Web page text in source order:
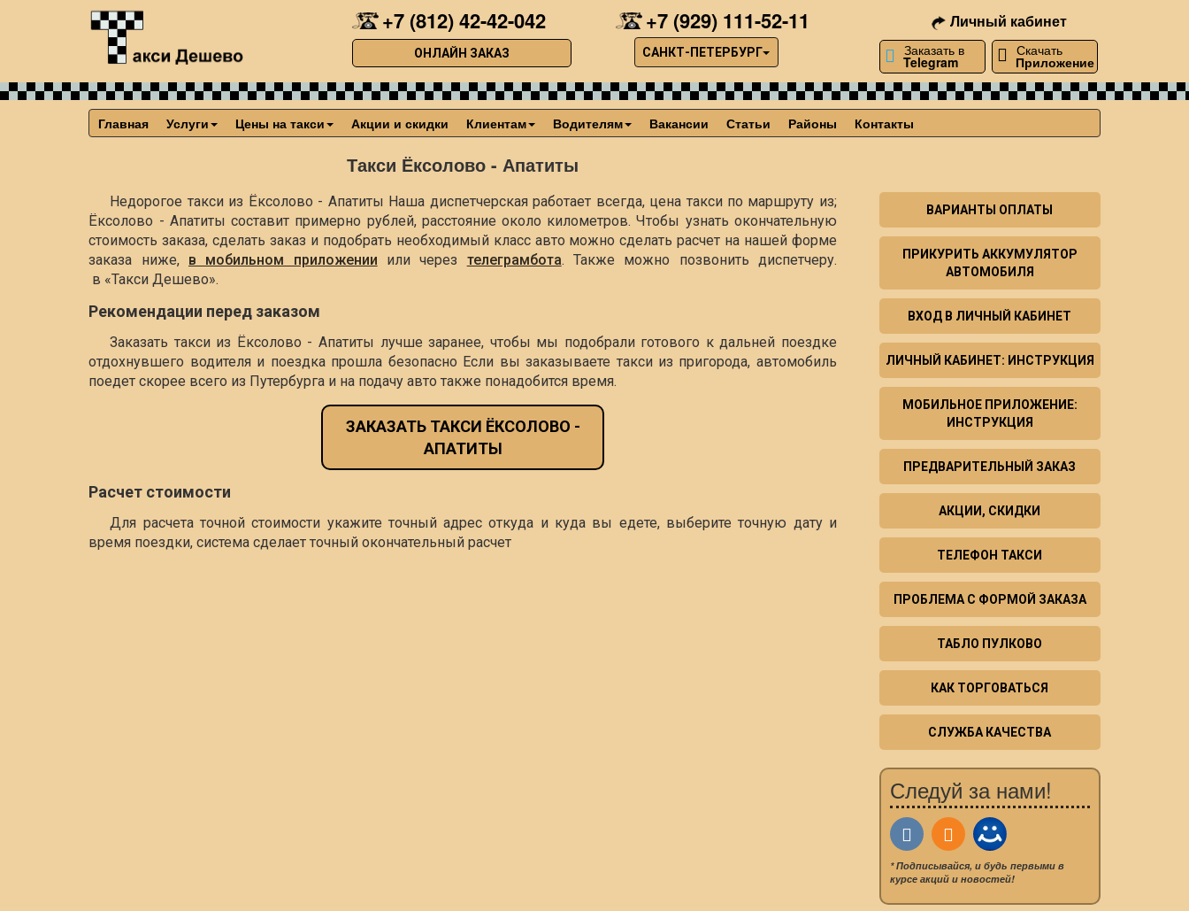
+7 (812) 42-42-042
ОНЛАЙН ЗАКАЗ
+7 (929) 111-52-11
САНКТ-ПЕТЕРБУРГ
Личный кабинет
Заказать в
Telegram
Скачать
Приложение
Главная Услуги Цены на такси Акции и скидки Клиентам Водителям Вакансии Статьи Районы Контакты
Такси Ёксолово - Апатиты
Недорогое такси из Ёксолово - Апатиты Наша диспетчерская работает всегда, цена такси по маршруту из;
Ёксолово - Апатиты составит примерно рублей, расстояние около километров. Чтобы узнать окончательную
стоимость заказа, сделать заказ и подобрать необходимый класс авто можно сделать расчет на нашей форме
заказа ниже, в мобильном приложении или через телеграмбота. Также можно позвонить диспетчеру.
в «Такси Дешево».
Рекомендации перед заказом
Заказать такси из Ёксолово - Апатиты лучше заранее, чтобы мы подобрали готового к дальней поездке
отдохнувшего водителя и поездка прошла безопасно Если вы заказываете такси из пригорода, автомобиль
поедет скорее всего из Путербурга и на подачу авто также понадобится время.
ЗАКАЗАТЬ ТАКСИ ЁКСОЛОВО -
АПАТИТЫ
Расчет стоимости
Для расчета точной стоимости укажите точный адрес откуда и куда вы едете, выберите точную дату и
время поездки, система сделает точный окончательный расчет
ВАРИАНТЫ ОПЛАТЫ
ПРИКУРИТЬ АККУМУЛЯТОР
АВТОМОБИЛЯ
ВХОД В ЛИЧНЫЙ КАБИНЕТ
ЛИЧНЫЙ КАБИНЕТ: ИНСТРУКЦИЯ
МОБИЛЬНОЕ ПРИЛОЖЕНИЕ:
ИНСТРУКЦИЯ
ПРЕДВАРИТЕЛЬНЫЙ ЗАКАЗ
АКЦИИ, СКИДКИ
ТЕЛЕФОН ТАКСИ
ПРОБЛЕМА С ФОРМОЙ ЗАКАЗА
ТАБЛО ПУЛКОВО
КАК ТОРГОВАТЬСЯ
СЛУЖБА КАЧЕСТВА
Следуй за нами!
* Подписывайся, и будь первыми в
курсе акций и новостей!